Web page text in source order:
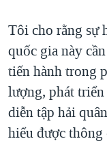
Tôi cho rằng sự
quốc gia này
tiến hành trong
lượng, phát
diễn tập hải
hiểu được